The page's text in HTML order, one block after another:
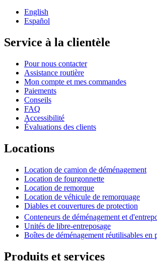
English
Español
Service à la clientèle
Pour nous contacter
Assistance routière
Mon compte et mes commandes
Paiements
Conseils
FAQ
Accessibilité
Évaluations des clients
Locations
Location de camion de déménagement
Location de fourgonnette
Location de remorque
Location de véhicule de remorquage
Diables et couvertures de protection
Conteneurs de déménagement et
Unités de libre-entreposage
Boîtes de déménagement réutilisables en
Produits et services